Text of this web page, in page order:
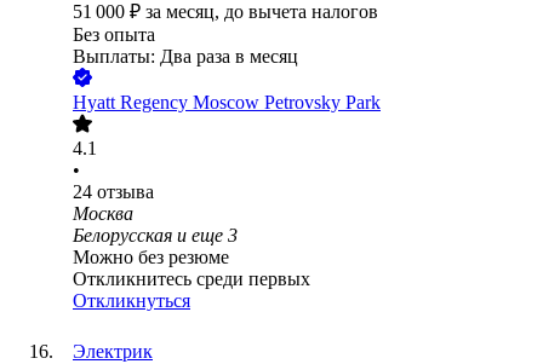
51 000 ₽ за месяц, до вычета налогов
Без опыта
Выплаты: Два раза в месяц
Hyatt Regency Moscow Petrovsky Park
4.1
•
24 отзыва
Москва
Белорусская и еще 3
Можно без резюме
Откликнитесь среди первых
Откликнуться
Электрик